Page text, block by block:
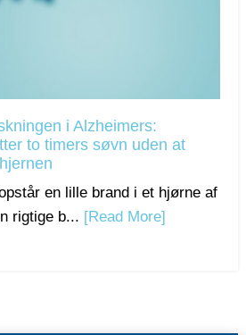
i Alzheimers:
to timers søvn uden at
en lille brand i et hjørne af
rigtige b... [Read More]